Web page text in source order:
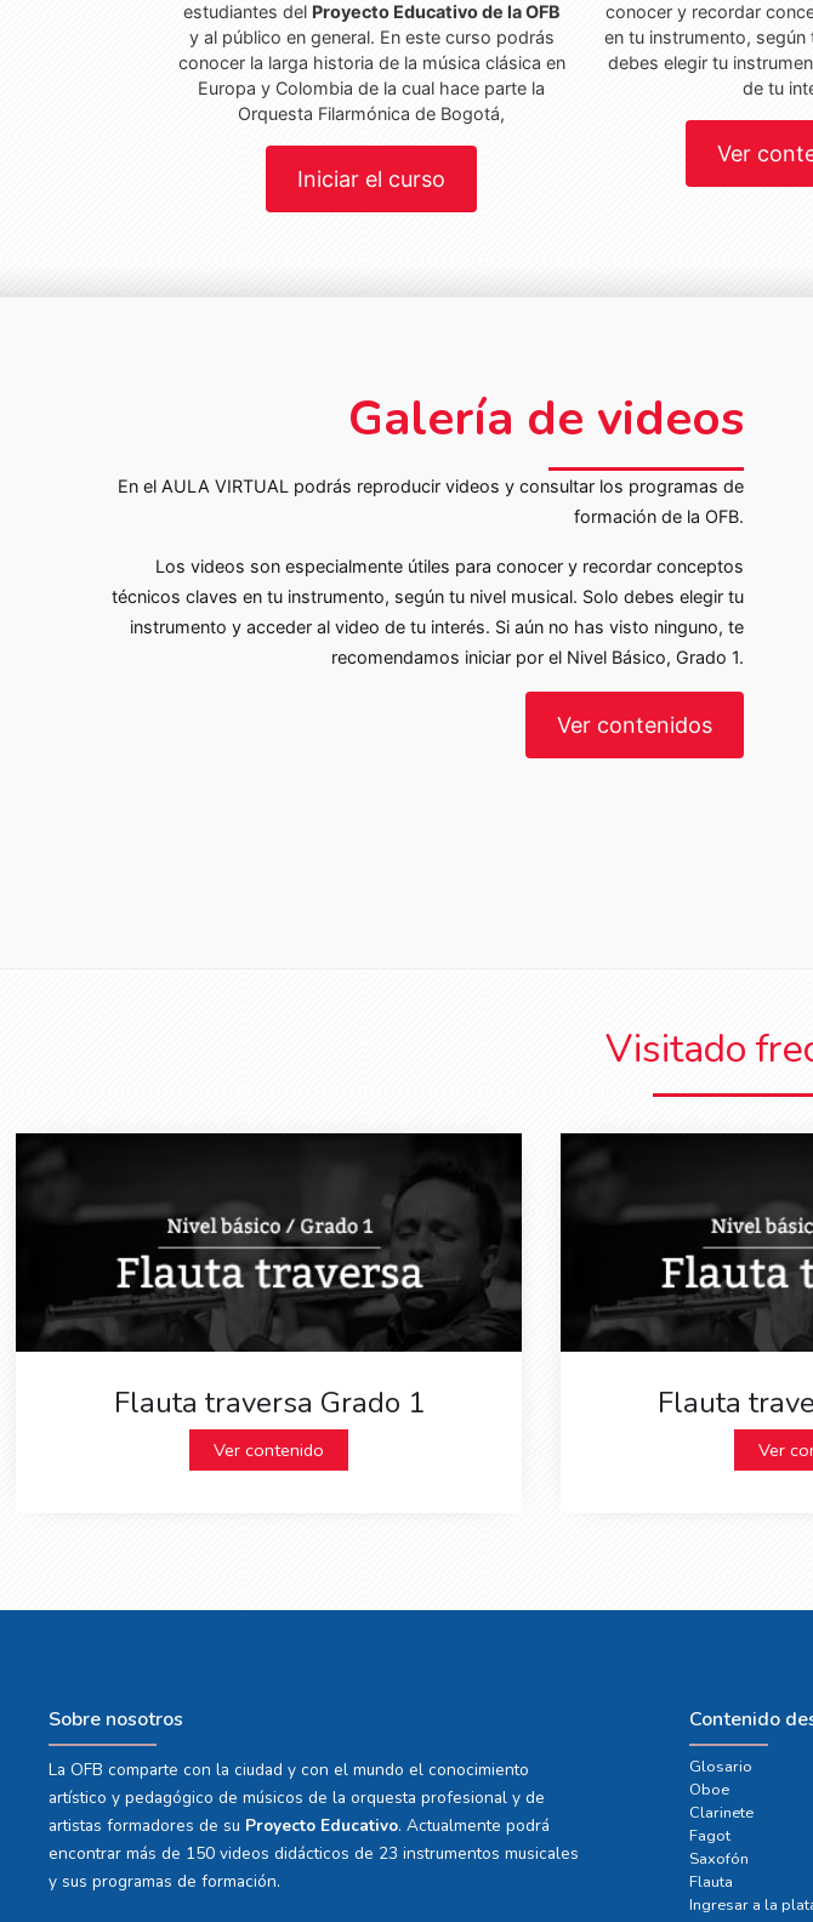
estudiantes del Proyecto Educativo de la OFB
y al público en general. En este curso podrás
conocer la larga historia de la música clásica en
Europa y Colombia de la cual hace parte la
Orquesta Filarmónica de Bogotá,
Iniciar el curso
conocer y recordar
en tu instrumento,
debes elegir tu
de tu
Ver
Galería de videos
En el AULA VIRTUAL podrás reproducir videos y consultar los programas de
formación de la OFB.
Los videos son especialmente útiles para conocer y recordar conceptos
técnicos claves en tu instrumento, según tu nivel musical. Solo debes elegir tu
instrumento y acceder al video de tu interés. Si aún no has visto ninguno, te
recomendamos iniciar por el Nivel Básico, Grado 1.
Ver contenidos
Visitado
Flauta traversa Grado 1
Ver contenido
Flauta
Ver
Sobre nosotros
La OFB comparte con la ciudad y con el mundo el conocimiento
artístico y pedagógico de músicos de la orquesta profesional y de
artistas formadores de su Proyecto Educativo. Actualmente podrá
encontrar más de 150 videos didácticos de 23 instrumentos musicales
y sus programas de formación.
Contenido
Glosario
Oboe
Clarinete
Fagot
Saxofón
Flauta
Ingresar a la